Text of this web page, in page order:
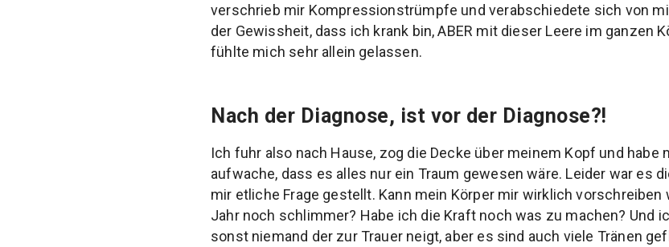
verschrieb mir Kompressionstrümpfe und verabschiedete sich von
der Gewissheit, dass ich krank bin, ABER mit dieser Leere im ganzen
fühlte mich sehr allein gelassen.
Nach der Diagnose, ist vor der Diagnose?!
Ich fuhr also nach Hause, zog die Decke über meinem Kopf und habe
aufwache, dass es alles nur ein Traum gewesen wäre. Leider war es
mir etliche Frage gestellt. Kann mein Körper mir wirklich vorschreiben
Jahr noch schlimmer? Habe ich die Kraft noch was zu machen? Und
sonst niemand der zur Trauer neigt, aber es sind auch viele Tränen